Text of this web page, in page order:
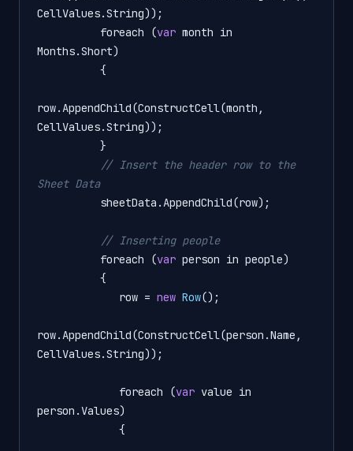
CellValues.String));
          foreach (
var month in
Months.Short)
row.AppendChild(ConstructCell(month,
CellValues.String));
// Insert the header row to the
Sheet Data
// Inserting people
          foreach (
var person in people)
             row =
new Row();
row.AppendChild(ConstructCell(person.Name,
CellValues.String));
             foreach (
var value in
person.Values)